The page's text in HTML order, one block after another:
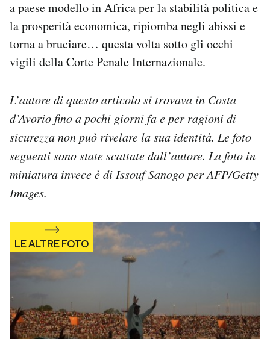
a paese modello in Africa per la stabilità politica e
la prosperità economica, ripiomba negli abissi e
torna a bruciare… questa volta sotto gli occhi
vigili della Corte Penale Internazionale.
L’autore di questo articolo si trovava in Costa
d’Avorio fino a pochi giorni fa e per ragioni di
sicurezza non può rivelare la sua identità. Le foto
seguenti sono state scattate dall’autore. La foto in
miniatura invece è di Issouf Sanogo per AFP/Getty
Images.